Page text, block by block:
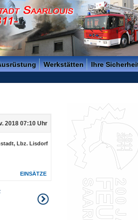
Werkstätten Ihre
2018 07:10 Uhr
Lbz. Lisdorf
EINSÄTZE